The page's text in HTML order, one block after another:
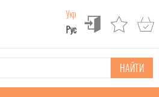
Укр
Рус
НАЙТИ